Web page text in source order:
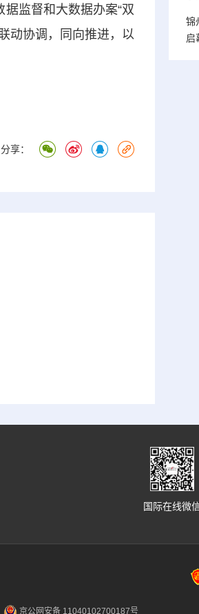
监督和大数据办案“双
动协调，同向推进，以
分享：
锦
启
国际在线微
京公网安备 11040102700187号